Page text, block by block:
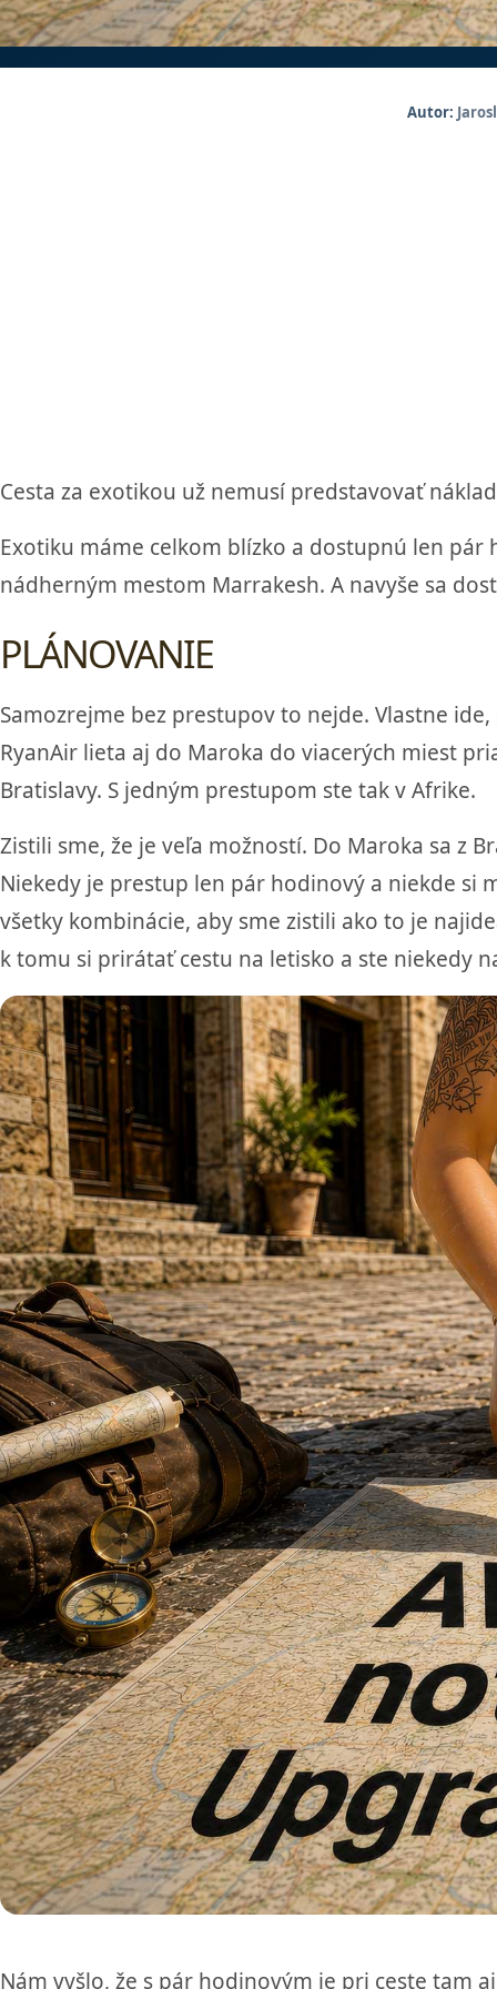
Autor:
Cesta za exotikou už nemusí predstavovať
Exotiku máme celkom blízko a dostupnú len
nádherným mestom Marrakesh. A navyše sa
PLÁNOVANIE
Samozrejme bez prestupov to nejde. Vlastne
RyanAir lieta aj do Maroka do viacerých miest
Bratislavy. S jedným prestupom ste tak v Afrike.
Zistili sme, že je veľa možností. Do Maroka sa z
Niekedy je prestup len pár hodinový a niekde si
všetky kombinácie, aby sme zistili ako to je
k tomu si prirátať cestu na letisko a ste niekedy
Nám vyšlo, že s pár hodinovým je pri ceste tam